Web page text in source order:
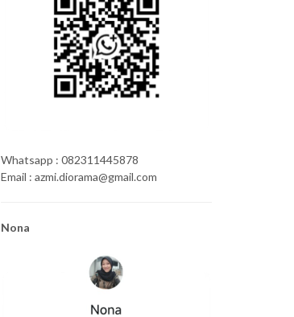
Whatsapp : 082311445878
Email : azmi.diorama@gmail.com
Nona